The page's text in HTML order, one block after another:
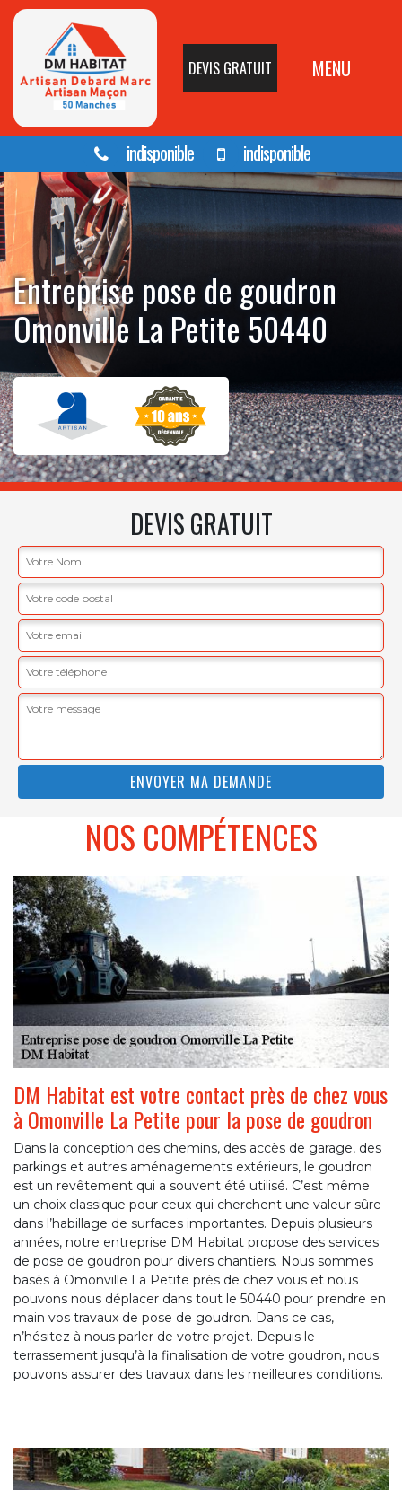
DEVIS GRATUIT MENU
indisponible indisponible
Entreprise pose de goudron
Omonville La Petite 50440
DEVIS GRATUIT
NOS COMPÉTENCES
DM Habitat est votre contact près de chez vous
à Omonville La Petite pour la pose de goudron
Dans la conception des chemins, des accès de garage, des
parkings et autres aménagements extérieurs, le goudron
est un revêtement qui a souvent été utilisé. C’est même
un choix classique pour ceux qui cherchent une valeur sûre
dans l’habillage de surfaces importantes. Depuis plusieurs
années, notre entreprise DM Habitat propose des services
de pose de goudron pour divers chantiers. Nous sommes
basés à Omonville La Petite près de chez vous et nous
pouvons nous déplacer dans tout le 50440 pour prendre en
main vos travaux de pose de goudron. Dans ce cas,
n’hésitez à nous parler de votre projet. Depuis le
terrassement jusqu’à la finalisation de votre goudron, nous
pouvons assurer des travaux dans les meilleures conditions.